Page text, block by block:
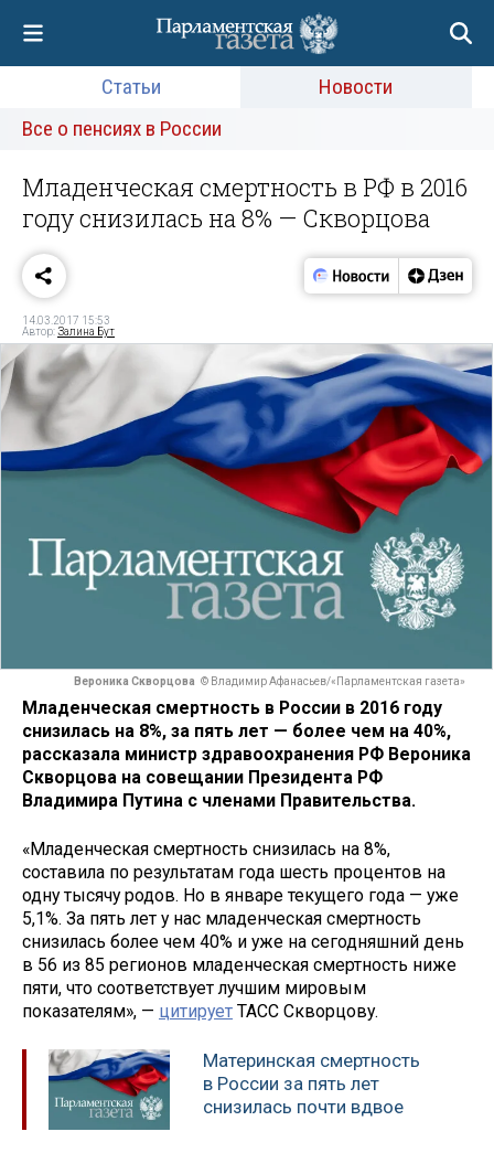
Статьи
Новости
Все о пенсиях в России
Младенческая смертность в РФ в 2016
году снизилась на 8% — Скворцова
14.03.2017 15:53
Автор:Залина Бут
Вероника Скворцова © Владимир Афанасьев/«Парламентская газета»
Младенческая смертность в России в 2016 году
снизилась на 8%, за пять лет — более чем на 40%,
рассказала министр здравоохранения РФ Вероника
Скворцова на совещании Президента РФ
Владимира Путина с членами Правительства.
«Младенческая смертность снизилась на 8%,
составила по результатам года шесть процентов на
одну тысячу родов. Но в январе текущего года — уже
5,1%. За пять лет у нас младенческая смертность
снизилась более чем 40% и уже на сегодняшний день
в 56 из 85 регионов младенческая смертность ниже
пяти, что соответствует лучшим мировым
показателям», — цитирует ТАСС Скворцову.
Материнская смертность
в России за пять лет
снизилась почти вдвое